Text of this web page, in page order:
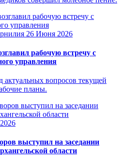
26 Июня 2026
рабочую встречу с
управления
актуальных вопросов текущей
планы.
выступил на заседании
области